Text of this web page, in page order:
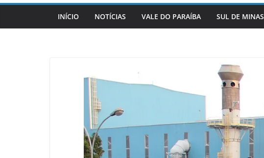
INÍCIO NOTÍCIAS VALE DO PARAÍBA SUL DE MINAS